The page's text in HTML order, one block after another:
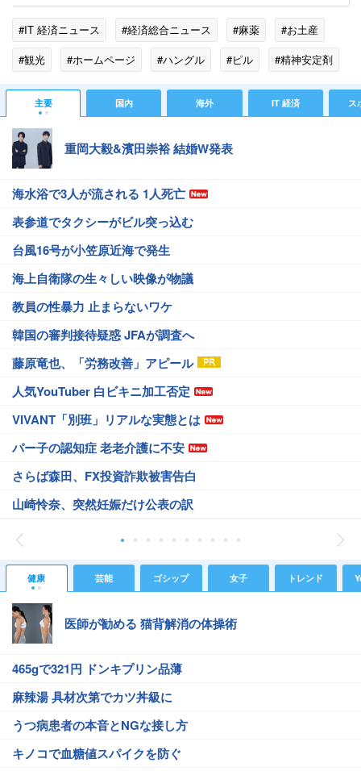
#IT 経済ニュース #経済総合ニュース #麻薬
#お土産
#観光
#ホームページ #ハングル #ピル
#精神安定剤
#エスエス
#エスエス製薬 #製薬会社 #中国
#睡眠
#韓国
#海外旅行 #ゴールデンウィーク
主要 国内 海外 IT 経済 ス
重岡大毅&濱田崇裕 結婚W発表
海水浴で3人が流される 1人死亡
表参道でタクシーがビル突っ込む
台風16号が小笠原近海で発生
海上自衛隊の生々しい映像が物議
教員の性暴力 止まらないワケ
韓国の審判接待疑惑 JFAが調査へ
藤原竜也、「労務改善」アピール
人気YouTuber 白ビキニ加工否定
VIVANT「別班」リアルな実態とは
パー子の認知症 老老介護に不安
さらば森田、FX投資詐欺被害告白
山崎怜奈、突然妊娠だけ公表の訳
健康 芸能 ゴシップ 女子 トレンド
医師が勧める 猫背解消の体操術
465gで321円 ドンキプリン品薄
麻辣湯 具材次第でカツ丼級に
うつ病患者の本音とNGな接し方
キノコで血糖値スパイクを防ぐ